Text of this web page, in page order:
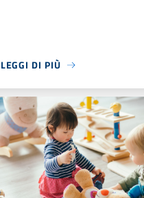
LEGGI DI PIÙ